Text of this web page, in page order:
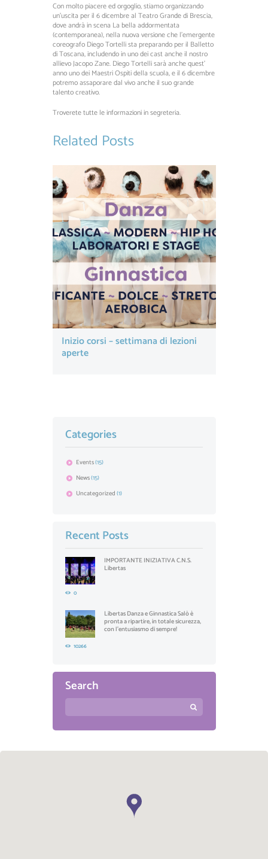
Con molto piacere ed orgoglio, stiamo organizzando
un’uscita per il 6 dicembre al Teatro Grande di Brescia,
dove andrà in scena La bella addormentata
(contemporanea), nella nuova versione che l’emergente
coreografo Diego Tortelli sta preparando per il Balletto
di Toscana, includendo in uno dei cast anche il nostro
allievo Jacopo Zane. Diego Tortelli sarà anche quest’
anno uno dei Maestri Ospiti della scuola, e il 6 dicembre
potremo assaporare dal vivo anche il suo grande
talento creativo.
Troverete tutte le informazioni in segreteria.
Related Posts
Inizio corsi – settimana di lezioni
aperte
Categories
Events(15)
News(15)
Uncategorized(1)
Recent Posts
IMPORTANTE INIZIATIVA C.N.S.
Libertas
0
Libertas Danza e Ginnastica Salò è
pronta a ripartire, in totale sicurezza,
con l'entusiasmo di sempre!
10266
Search